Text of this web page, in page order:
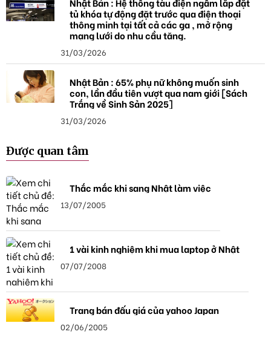
tủ khóa tự động đặt trước qua điện thoại
thông minh tại tất cả các ga , mở rộng
mạng lưới do nhu cầu tăng.
31/03/2026
Nhật Bản : 65% phụ nữ không muốn sinh
con, lần đầu tiên vượt qua nam giới [Sách
Trắng về Sinh Sản 2025]
31/03/2026
Được quan tâm
Thắc mắc khi sang Nhật làm việc
13/07/2005
1 vài kinh nghiệm khi mua laptop ở Nhật
07/07/2008
Trang bán đấu giá của yahoo Japan
02/06/2005